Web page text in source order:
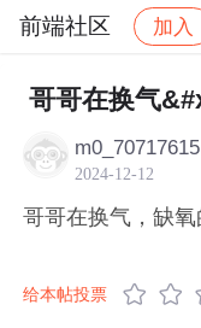
前端社区 加入
社区 前端社区
哥哥在换气
m0_70717615
2024-12-12
哥哥在换气，缺
给本帖投票